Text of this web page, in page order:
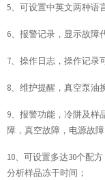
5、可设置中英文两种语
6、报警记录，显示故障
7、操作日志，操作记录
8、维护提醒，真空泵油
9、报警功能，冷阱及样
障，真空故障，电源故障
10、可设置多达30个配
分析样品冻干时间；